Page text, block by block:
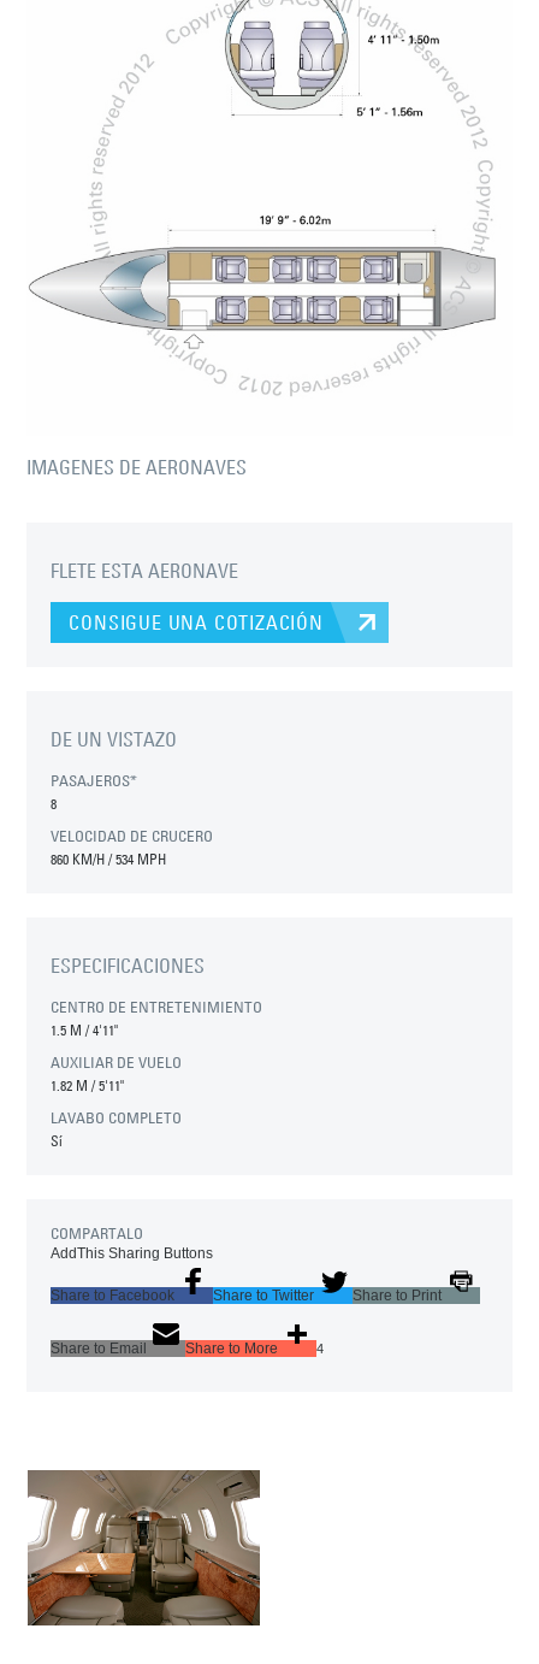
IMAGENES DE AERONAVES
FLETE ESTA AERONAVE
CONSIGUE UNA COTIZACIÓN
DE UN VISTAZO
PASAJEROS*
8
VELOCIDAD DE CRUCERO
860 KM/H / 534 MPH
ESPECIFICACIONES
CENTRO DE ENTRETENIMIENTO
1.5 M/4'11"
AUXILIAR DE VUELO
1.82 M/5'11"
LAVABO COMPLETO
Sí
COMPARTALO
AddThis Sharing Buttons
Share to Facebook Share to Twitter Share to Print
Share to Email Share to More 4